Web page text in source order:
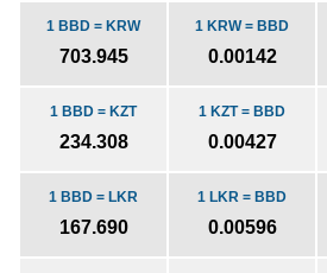
1 KRW = BBD
0.00142
1 BBD = KRW
703.945
1 KZT = BBD
0.00427
1 BBD = KZT
234.308
1 LKR = BBD
0.00596
1 BBD = LKR
167.690